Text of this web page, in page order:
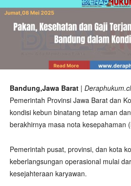
Bandung,Jawa Barat |
Pemerintah Provinsi Jawa Barat dan
kondisi kebun binatang tetap aman
berakhirnya masa nota kesepahaman
Pemerintah pusat, provinsi, dan kota
keberlangsungan operasional mulai
kesejahteraan karyawan.